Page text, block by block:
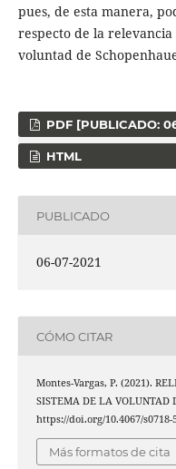
pues, de esta manera,
respecto de la
voluntad de
PDF [PUBLICADO:
HTML
PUBLICADO
06-07-2021
CÓMO CITAR
Montes-Vargas, P. (2021).
SISTEMA DE LA VOLUNTAD
https://doi.org/10.4067/s0718-
Más formatos de cita